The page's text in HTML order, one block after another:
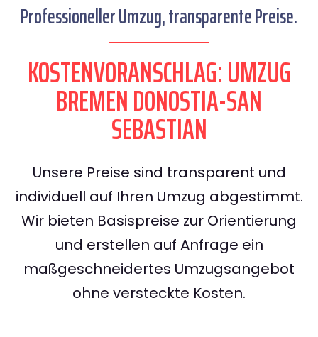
Professioneller Umzug, transparente Preise.
KOSTENVORANSCHLAG: UMZUG
BREMEN DONOSTIA-SAN
SEBASTIAN
Unsere Preise sind transparent und
individuell auf Ihren Umzug abgestimmt.
Wir bieten Basispreise zur Orientierung
und erstellen auf Anfrage ein
maßgeschneidertes Umzugsangebot
ohne versteckte Kosten.